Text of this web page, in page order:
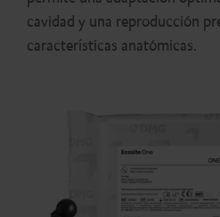
cavidad y una reproducción
características anatómicas.